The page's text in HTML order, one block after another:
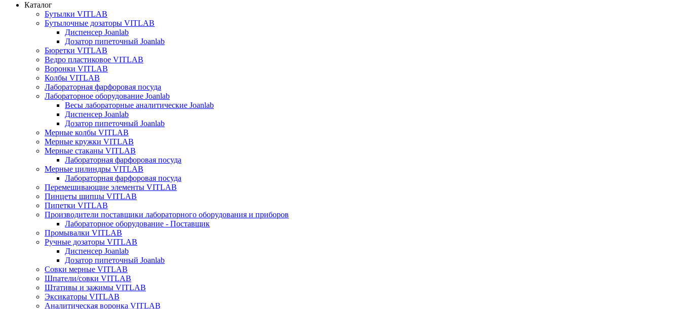
Каталог
Бутылки VITLAB
Бутылочные дозаторы VITLAB
Диспенсер Joanlab
Дозатор пипеточный Joanlab
Бюретки VITLAB
Ведро пластиковое VITLAB
Воронки VITLAB
Колбы VITLAB
Лабораторная фарфоровая посуда
Лабораторное оборудование Joanlab
Весы лабораторные аналитические Joanlab
Диспенсер Joanlab
Дозатор пипеточный Joanlab
Мерные колбы VITLAB
Мерные кружки VITLAB
Мерные стаканы VITLAB
Лабораторная фарфоровая посуда
Мерные цилиндры VITLAB
Лабораторная фарфоровая посуда
Перемешивающие элементы VITLAB
Пинцеты щипцы VITLAB
Пипетки VITLAB
Производители поставщики лабораторного оборудования и приборов
Лабораторное оборудование - Поставщик
Промывалки VITLAB
Ручные дозаторы VITLAB
Диспенсер Joanlab
Дозатор пипеточный Joanlab
Совки мерные VITLAB
Шпатели/совки VITLAB
Штативы и зажимы VITLAB
Эксикаторы VITLAB
Аналитическая воронка VITLAB